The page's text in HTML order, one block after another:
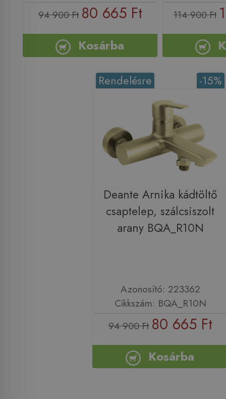
94 900 Ft 80 665 Ft
Kosárba
114 900 Ft
-15%
Rendelésre
Deante Arnika kádtöltő
csaptelep, szálcsiszolt
arany BQA_R10N
Azonosító: 223362
Cikkszám: BQA_R10N
94 900 Ft 80 665 Ft
Kosárba